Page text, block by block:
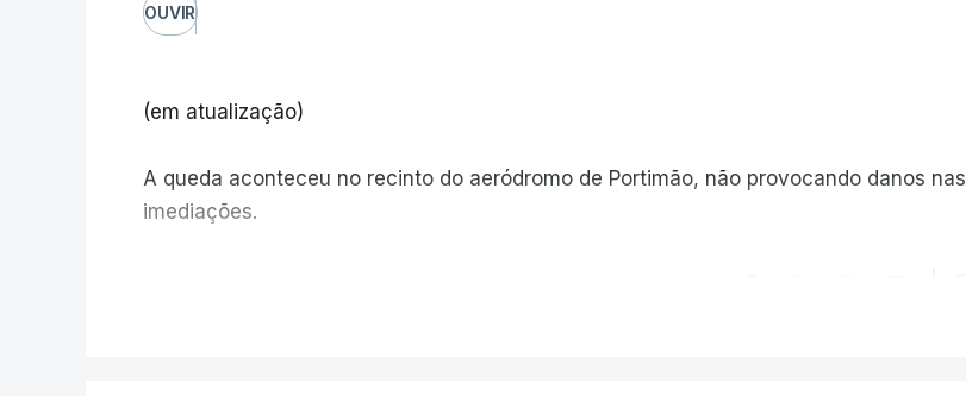
OUVIR
(em atualização)
A queda aconteceu no recinto do aeródromo de Portimão, não provocando danos nas
imediações.